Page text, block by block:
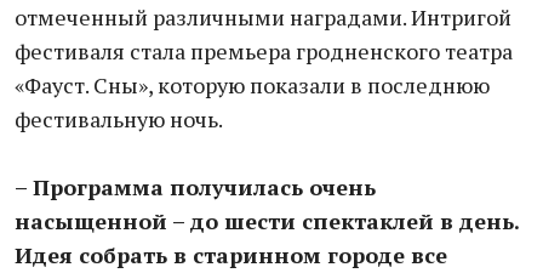
отмеченный различными наградами. Интригой
фестиваля стала премьера гродненского театра
«Фауст. Сны», которую показали в последнюю
фестивальную ночь.
– Программа получилась очень
насыщенной – до шести спектаклей в день.
Идея собрать в старинном городе все